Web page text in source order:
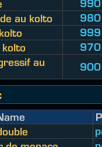
990
au kolto
980
999
kolto
970
au
900